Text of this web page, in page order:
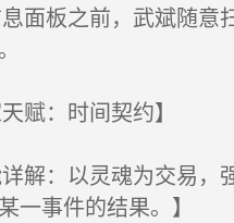
面板之前，武斌随意
赋：时间契约】
解：以灵魂为交易，
一事件的结果。】